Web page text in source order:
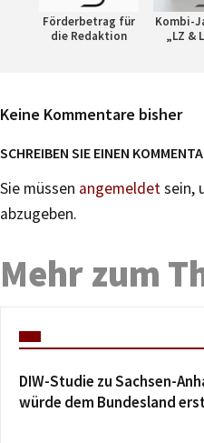
Förderbetrag für
die Redaktion
Kombi-
„LZ &
Keine Kommentare bisher
SCHREIBEN SIE EINEN
Sie müssen angemeldetsein,
abzugeben.
Mehr zum
DIW-Studie zu Sachsen-
würde dem Bundesland